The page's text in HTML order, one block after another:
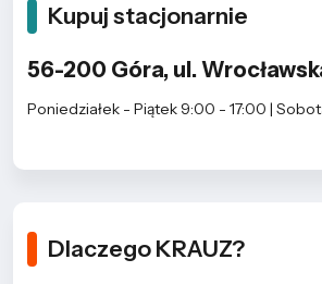
Kupuj stacjonarnie
56-200 Góra, ul.
Poniedziałek - Piątek 9:00 - 17:00 |
Dlaczego KRAUZ?